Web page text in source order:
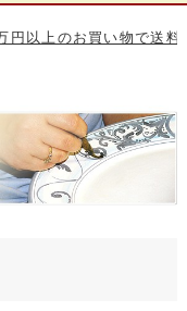
お買い物で送料無料で